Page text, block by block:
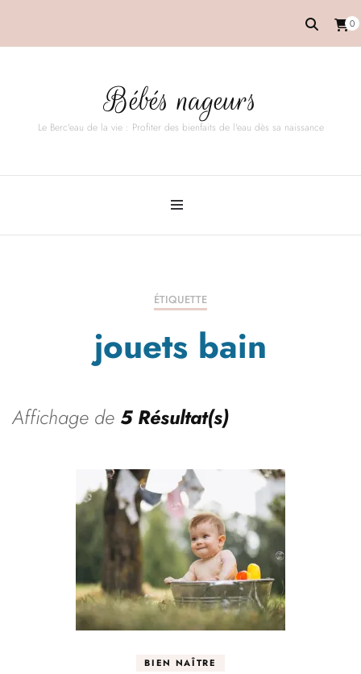
0
Bébés nageurs
Le Berc'eau de la vie : Profiter des bienfaits de l'eau dès sa naissance
ÉTIQUETTE
jouets bain
Affichage de 5 Résultat(s)
BIEN NAÎTRE